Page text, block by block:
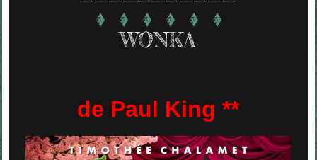
WONKA
de Paul King **